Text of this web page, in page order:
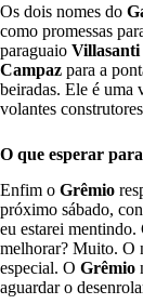
Os dois nomes do
como promessas
paraguaio Villasanti
Campaz para a
beiradas. Ele é uma
volantes
O que esperar
Enfim o Grêmio
próximo sábado,
eu estarei
melhorar? Muito. O
especial. O Grêmio
aguardar o